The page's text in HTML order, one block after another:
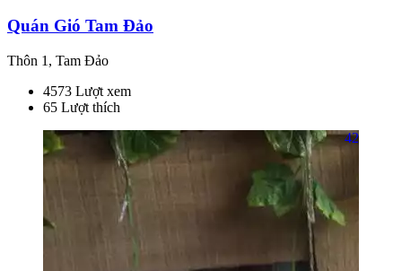
Quán Gió Tam Đảo
Thôn 1, Tam Đảo
4573 Lượt xem
65 Lượt thích
42